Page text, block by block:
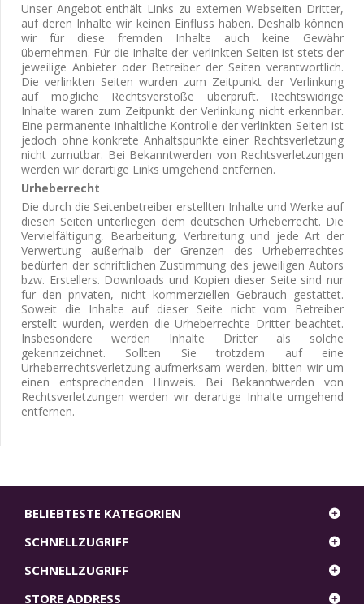
Unser Angebot enthält Links zu externen Webseiten Dritter,
auf deren Inhalte wir keinen Einfluss haben. Deshalb können
wir für diese fremden Inhalte auch keine Gewähr
übernehmen. Für die Inhalte der verlinkten Seiten ist stets der
jeweilige Anbieter oder Betreiber der Seiten verantwortlich.
Die verlinkten Seiten wurden zum Zeitpunkt der Verlinkung
auf mögliche Rechtsverstöße überprüft. Rechtswidrige
Inhalte waren zum Zeitpunkt der Verlinkung nicht erkennbar.
Eine permanente inhaltliche Kontrolle der verlinkten Seiten ist
jedoch ohne konkrete Anhaltspunkte einer Rechtsverletzung
nicht zumutbar. Bei Bekanntwerden von Rechtsverletzungen
werden wir derartige Links umgehend entfernen.
Urheberrecht
Die durch die Seitenbetreiber erstellten Inhalte und Werke auf
diesen Seiten unterliegen dem deutschen Urheberrecht. Die
Vervielfältigung, Bearbeitung, Verbreitung und jede Art der
Verwertung außerhalb der Grenzen des Urheberrechtes
bedürfen der schriftlichen Zustimmung des jeweiligen Autors
bzw. Erstellers. Downloads und Kopien dieser Seite sind nur
für den privaten, nicht kommerziellen Gebrauch gestattet.
Soweit die Inhalte auf dieser Seite nicht vom Betreiber
erstellt wurden, werden die Urheberrechte Dritter beachtet.
Insbesondere werden Inhalte Dritter als solche
gekennzeichnet. Sollten Sie trotzdem auf eine
Urheberrechtsverletzung aufmerksam werden, bitten wir um
einen entsprechenden Hinweis. Bei Bekanntwerden von
Rechtsverletzungen werden wir derartige Inhalte umgehend
entfernen.
BELIEBTESTE KATEGORIEN
SCHNELLZUGRIFF
SCHNELLZUGRIFF
STORE ADDRESS